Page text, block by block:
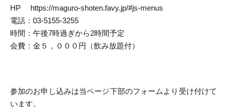
HP https://maguro-shoten.favy.jp/#js-menus
電話：03-5155-3255
時間：午後7時過ぎから2時間予定
会費：金５，０００円（飲み放題付）
参加のお申し込みは当ページ下部のフォームより受け付けて
います。